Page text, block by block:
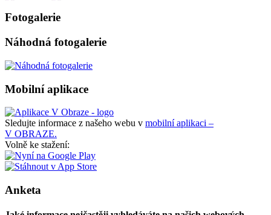
Fotogalerie
Náhodná fotogalerie
Mobilní aplikace
Sledujte informace z našeho webu v mobilní aplikaci –
V OBRAZE.
Volně ke stažení:
Anketa